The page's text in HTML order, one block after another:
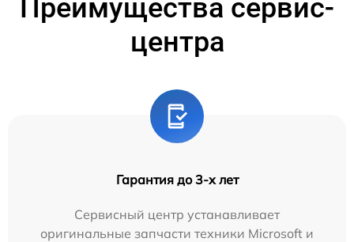
Преимущества сервис-
центра
Гарантия до 3-х лет
Сервисный центр устанавливает
оригинальные запчасти техники Microsoft и